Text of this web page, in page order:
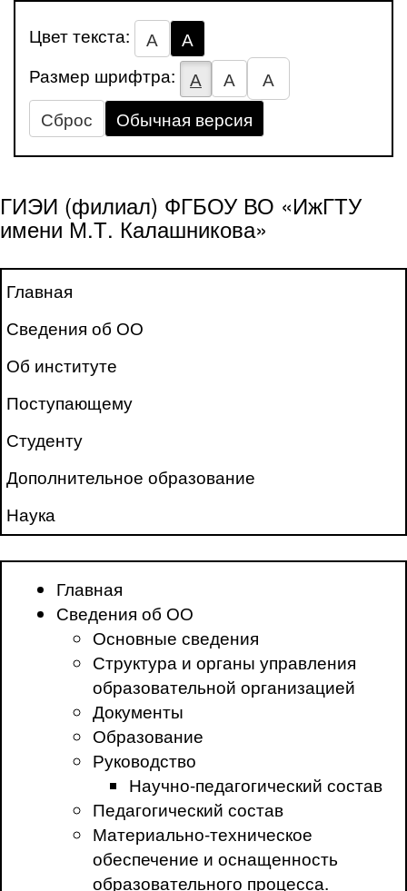
Цвет текста: А
А
Размер шрифтра:
А А
А
Сброс
Обычная версия
ГИЭИ (филиал) ФГБОУ ВО «ИжГТУ
имени М.Т. Калашникова»
Главная
Сведения об ОО
Об институте
Поступающему
Студенту
Дополнительное образование
Наука
Главная
Сведения об ОО
Основные сведения
Структура и органы управления
образовательной организацией
Документы
Образование
Руководство
Научно-педагогический состав
Педагогический состав
Материально-техническое
обеспечение и оснащенность
образовательного процесса.